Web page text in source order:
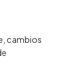
cambios